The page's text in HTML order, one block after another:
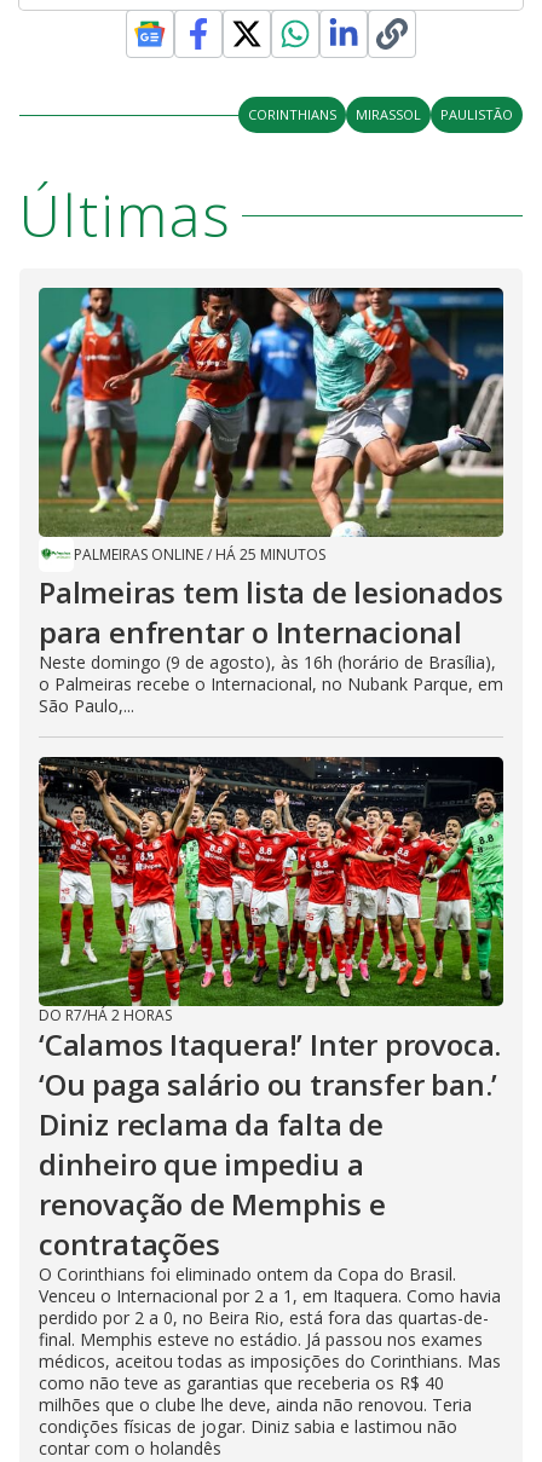
CORINTHIANS MIRASSOL PAULISTÃO
Últimas
PALMEIRAS ONLINE/ HÁ 25 MINUTOS
Palmeiras tem lista de lesionados
para enfrentar o Internacional
Neste domingo (9 de agosto), às 16h (horário de Brasília),
o Palmeiras recebe o Internacional, no Nubank Parque, em
São Paulo,...
DO R7/HÁ 2 HORAS
‘Calamos Itaquera!’ Inter provoca.
‘Ou paga salário ou transfer ban.’
Diniz reclama da falta de
dinheiro que impediu a
renovação de Memphis e
contratações
O Corinthians foi eliminado ontem da Copa do Brasil.
Venceu o Internacional por 2 a 1, em Itaquera. Como havia
perdido por 2 a 0, no Beira Rio, está fora das quartas-de-
final. Memphis esteve no estádio. Já passou nos exames
médicos, aceitou todas as imposições do Corinthians. Mas
como não teve as garantias que receberia os R$ 40
milhões que o clube lhe deve, ainda não renovou. Teria
condições físicas de jogar. Diniz sabia e lastimou não
contar com o holandês